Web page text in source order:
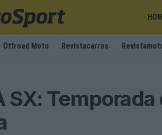
Offroad Moto Revistacarros
SX: Temporada